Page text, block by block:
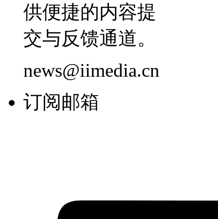
供便捷的内容提
交与反馈通道。
news@iimedia.cn
订阅邮箱